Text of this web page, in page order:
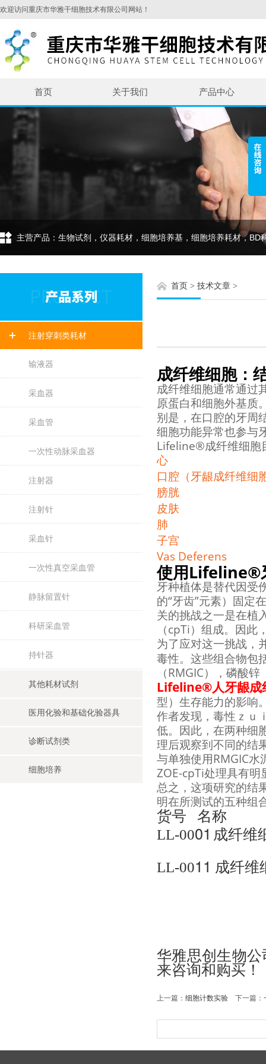
欢迎访问重庆市华雅干细胞技术有限公司网站！
首页 关于我们 产品中心
主营产品：生物试剂，仪器耗材，细胞培养基，细胞培养耗材，BD
注射穿刺类耗材
输液器
采血器
采血管
一次性动脉采血器
注射器
注射针
采血针
一次性真空采血管
静脉留置针
科研采血管
持针器
其他耗材试剂
医用化验和基础化验器具
诊断试剂类
细胞培养
首页 > 技术文章 >
成纤维细胞：
成纤维细胞通常通过
原蛋白和细胞外基质
别是，在口腔的牙周
细胞功能异常也参与
Lifeline®成纤维细胞
心
口腔（牙龈成纤维细
膀胱
皮肤
肺
子宫
Vas Deferens
使用Lifeline®
牙种植体是替代因受
的“牙齿”元素）固定
关的挑战之一是在植
（cpTi）组成。因
为了应对这一挑战，
毒性。这些组合物包
（RMGIC），磷酸
Lifeline®人牙龈成
型）生存能力的影响
作者发现，毒性ｚｕ
低。因此，在两种细
理后观察到不同的结
与单独使用RMGIC
ZOE-cpTi处理具有
总之，这项研究的结
明在所测试的五种组
货号
名称
LL-0001 成纤维
LL-0011 成纤维
华雅思创生物
来咨询和购买！
上一篇： 细胞计数实验 下一篇：